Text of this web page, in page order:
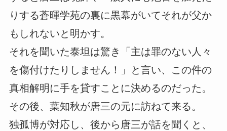
りする蒼暉学苑の裏に黒幕がいてそれが父か
もしれないと明かす。
それを聞いた泰坦は驚き「主は罪のない人々
を傷付けたりしません！」と言い、この件の
真相解明に手を貸すことに決めるのだった。
その後、葉知秋が唐三の元に訪ねて来る。
独孤博が対応し、後から唐三が話を聞くと、